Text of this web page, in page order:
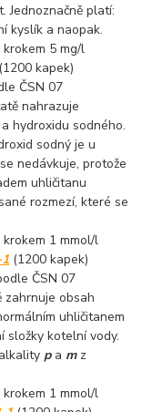
Jednoznačně platí:
kyslík a naopak.
5 mg/l
(1200 kapek)
ČSN 07
nahrazuje
hydroxidu sodného.
sodný je u
nedávkuje, protože
uhličitanu
rozmezí, které se
1 mmol/l
(1200 kapek)
ČSN 07
obsah
uhličitanem
složky kotelní vody.
pa mz
1 mmol/l